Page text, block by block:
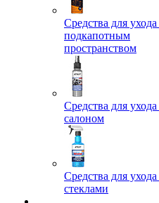
Средства для ухода
подкапотным
пространством
Средства для ухода
салоном
Средства для ухода
стеклами